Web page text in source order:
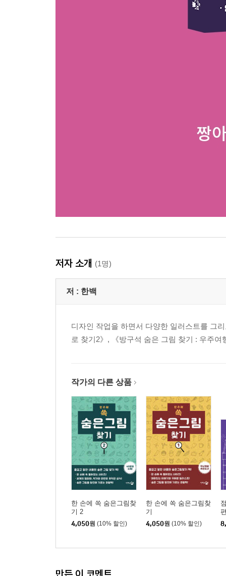
저자 소개 (1명)
저 : 한백
디자인 작업을 하면서 다양한 일러스트를 그
로 찾기2》, 《방구석 숨은 그림 찾기 : 우주여
작가의 다른 상품
한 손에 쏙 숨은그림찾
기 2
4,050원 (10% 할인)
한 손에 쏙 숨은그림찾
기
4,050원 (10% 할인)